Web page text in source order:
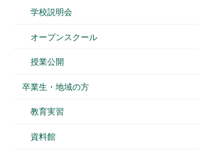
学校説明会
オープンスクール
授業公開
卒業生・地域の方
教育実習
資料館